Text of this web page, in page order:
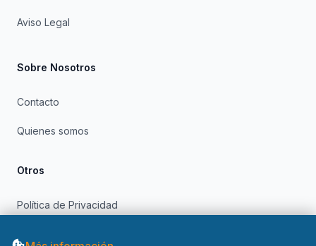
Aviso Legal
Sobre Nosotros
Contacto
Quienes somos
Otros
Política de Privacidad